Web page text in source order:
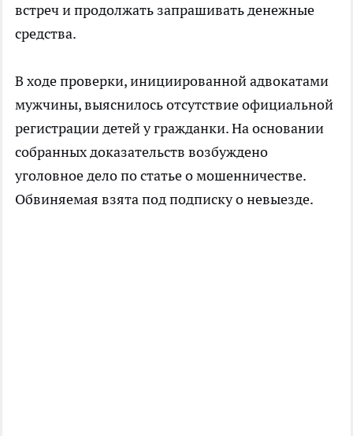
встреч и продолжать запрашивать денежные
средства.
В ходе проверки, инициированной адвокатами
мужчины, выяснилось отсутствие официальной
регистрации детей у гражданки. На основании
собранных доказательств возбуждено
уголовное дело по статье о мошенничестве.
Обвиняемая взята под подписку о невыезде.